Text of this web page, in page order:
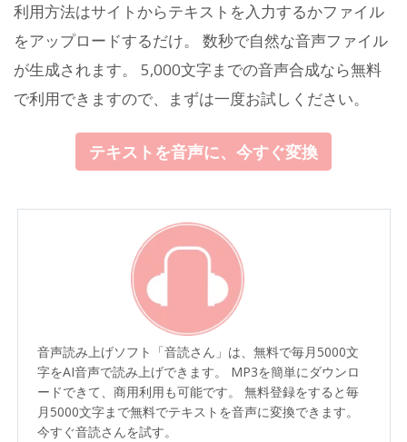
利用方法はサイトからテキストを入力するかファイル
をアップロードするだけ。 数秒で自然な音声ファイル
が生成されます。 5,000文字までの音声合成なら無料
で利用できますので、まずは一度お試しください。
テキストを音声に、今すぐ変換
音声読み上げソフト「音読さん」は、無料で毎月5000文
字をAI音声で読み上げできます。 MP3を簡単にダウンロ
ードできて、商用利用も可能です。 無料登録をすると毎
月5000文字まで無料でテキストを音声に変換できます。
今すぐ音読さんを試す。